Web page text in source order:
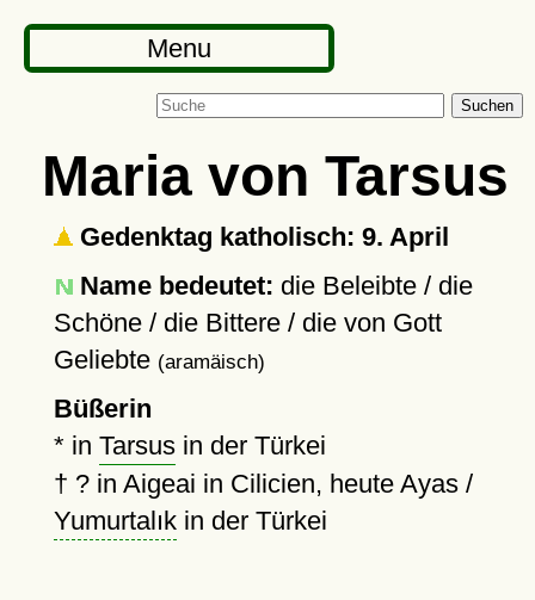
Menu
Suchen
Maria von Tarsus
Gedenktag katholisch: 9. April
Name bedeutet: die Beleibte / die
Schöne / die Bittere / die von Gott
Geliebte (aramäisch)
Büßerin
* in Tarsusin der Türkei
† ?in Aigeai in Cilicien, heute Ayas /
Yumurtalıkin der Türkei